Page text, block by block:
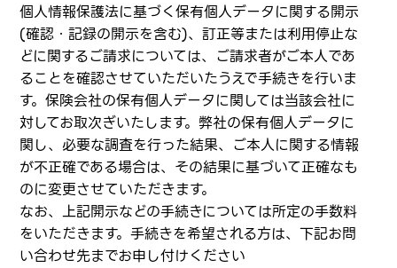
個人情報保護法に基づく保有個人データに関する開示
(確認・記録の開示を含む)、訂正等または利用停止な
どに関するご請求については、ご請求者がご本人であ
ることを確認させていただいたうえで手続きを行いま
す。保険会社の保有個人データに関しては当該会社に
対してお取次ぎいたします。弊社の保有個人データに
関し、必要な調査を行った結果、ご本人に関する情報
が不正確である場合は、その結果に基づいて正確なも
のに変更させていただきます。
なお、上記開示などの手続きについては所定の手数料
をいただきます。手続きを希望される方は、下記お問
い合わせ先までお申し付けください